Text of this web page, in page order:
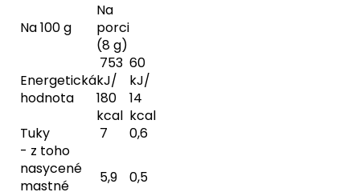
Na 100 g
Na
porci
(8 g)
Energetická
hodnota
753
kJ/
180
kcal
60
kJ/
14
kcal
Tuky
7
0,6
- z toho
nasycené
mastné
5,9 0,5